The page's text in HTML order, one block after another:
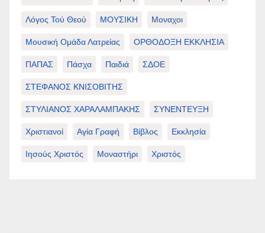
Λόγος Τού Θεού ΜΟΥΣΙΚΗ Μοναχοι
Μουσική Ομάδα Λατρείας ΟΡΘΟΔΟΞΗ ΕΚΚΛΗΣΙΑ
ΠΑΠΑΣ Πάσχα Παιδιά ΣΔΟΕ
ΣΤΕΦΑΝΟΣ ΚΝΙΣΟΒΙΤΗΣ
ΣΤΥΛΙΑΝΟΣ ΧΑΡΑΛΑΜΠΑΚΗΣ ΣΥΝΕΝΤΕΥΞΗ
Χριστιανοί Αγία Γραφή Βίβλος Εκκλησία
Ιησούς Χριστός Μοναστήρι Χριστός